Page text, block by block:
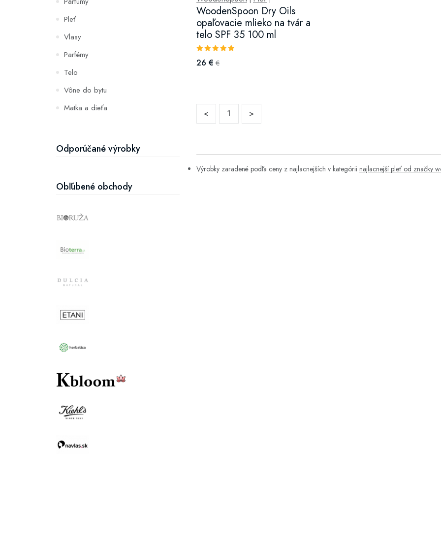
Pleť
Vlasy
Parfémy
Telo
Vône do bytu
Matka a dieťa
Hydratácia a výživa pleti
Odporúčané výrobky
Obľúbené obchody
WoodenSpoon Dry Oils
opaľovacie mlieko na tvár a
telo SPF 35 100 ml
26 € €
< 1 >
Výrobky zaradené podľa ceny z najlacnejších v kategórii najlacnejší pleť od značky